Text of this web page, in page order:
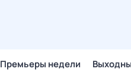
Премьеры недели